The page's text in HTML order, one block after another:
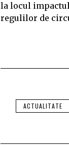
la locul
regulilor de
ACTUALITATE